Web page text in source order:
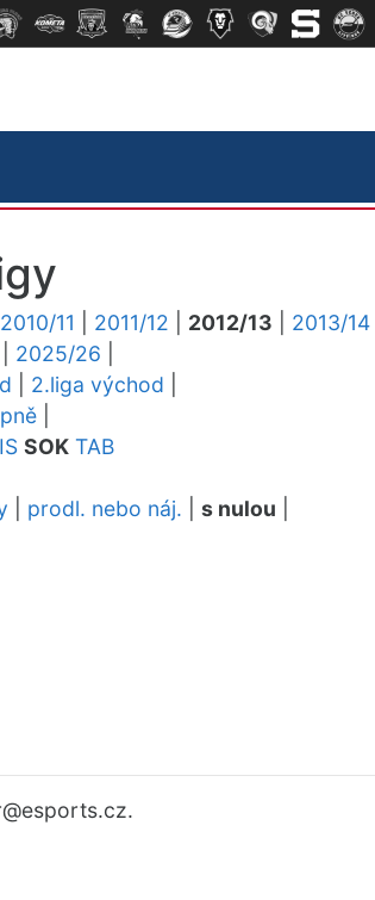
2010/11 2011/12 2012/13 2013/14
2025/26
2.liga východ
SOK TAB
prodl. nebo náj. s nulou
@esports.cz.